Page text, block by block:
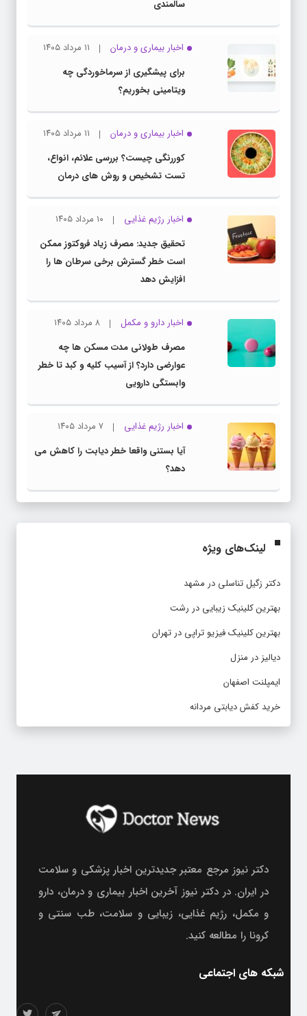
سالمندی
اخبار بیماری و درمان
۱۱ مرداد ۱۴۰۵
برای پیشگیری از سرماخوردگی چه
ویتامینی بخوریم؟
اخبار بیماری و درمان
۱۱ مرداد ۱۴۰۵
کوررنگی چیست؟ بررسی علائم، انواع،
تست تشخیص و روش های درمان
اخبار رژیم غذایی
۱۰ مرداد ۱۴۰۵
تحقیق جدید: مصرف زیاد فروکتوز ممکن
است خطر گسترش برخی سرطان ها را
افزایش دهد
اخبار دارو و مکمل
۸ مرداد ۱۴۰۵
مصرف طولانی مدت مسکن ها چه
عوارضی دارد؟ از آسیب کلیه و کبد تا خطر
وابستگی دارویی
اخبار رژیم غذایی
۷ مرداد ۱۴۰۵
آیا بستنی واقعا خطر دیابت را کاهش می
دهد؟
لینک‌های ویژه
دکتر زگیل تناسلی در مشهد
بهترین کلینیک زیبایی در رشت
بهترین کلینیک فیزیو تراپی در تهران
دیالیز در منزل
ایمپلنت اصفهان
خرید کفش دیابتی مردانه
دکتر نیوز مرجع معتبر جدیدترین اخبار پزشکی و سلامت
در ایران. در دکتر نیوز آخرین اخبار بیماری و درمان، دارو
و مکمل، رژیم غذایی، زیبایی و سلامت، طب سنتی و
کرونا را مطالعه کنید.
شبکه های اجتماعی